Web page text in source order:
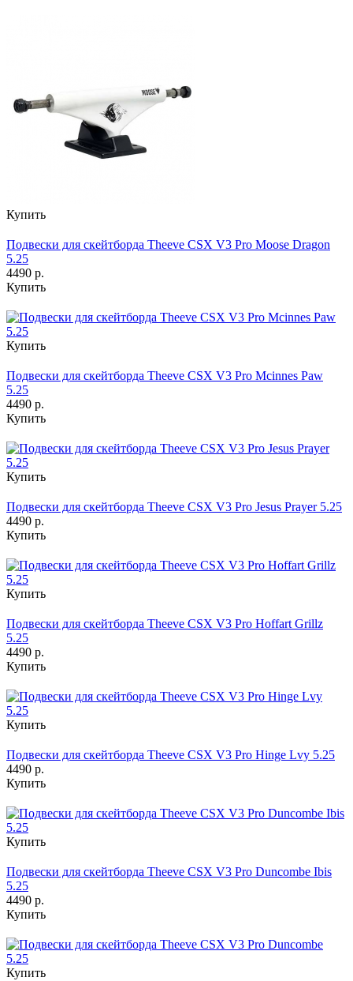
Купить
Подвески для скейтборда Theeve CSX V3 Pro Moose Dragon
5.25
4490 р.
Купить
Купить
Подвески для скейтборда Theeve CSX V3 Pro Mcinnes Paw
5.25
4490 р.
Купить
Купить
Подвески для скейтборда Theeve CSX V3 Pro Jesus Prayer 5.25
4490 р.
Купить
Купить
Подвески для скейтборда Theeve CSX V3 Pro Hoffart Grillz
5.25
4490 р.
Купить
Купить
Подвески для скейтборда Theeve CSX V3 Pro Hinge Lvy 5.25
4490 р.
Купить
Купить
Подвески для скейтборда Theeve CSX V3 Pro Duncombe Ibis
5.25
4490 р.
Купить
Купить